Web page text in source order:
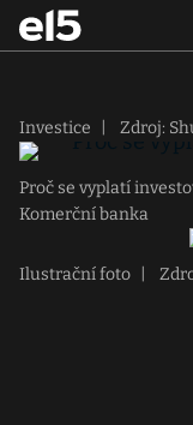
Investice Zdroj:
Proč se vyplatí
Komerční banka
Ilustrační foto